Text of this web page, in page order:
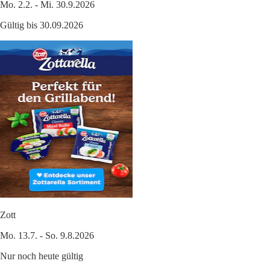
Mo. 2.2. - Mi. 30.9.2026
Gültig bis 30.09.2026
Zott
Mo. 13.7. - So. 9.8.2026
Nur noch heute gültig